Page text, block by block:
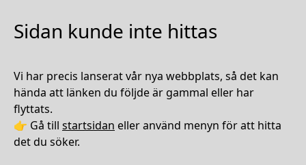
Sidan kunde inte hittas
Vi har precis lanserat vår nya webbplats, så det kan
hända att länken du följde är gammal eller har
flyttats.
👉 Gå till startsidan eller använd menyn för att hitta
det du söker.